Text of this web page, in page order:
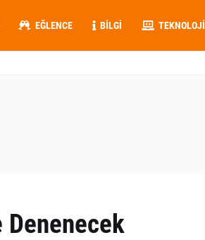
EĞLENCE BILGI TEKNOLOJI